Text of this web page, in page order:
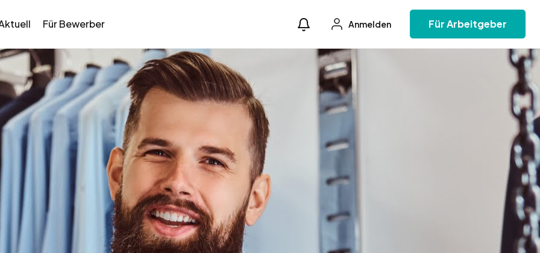
Für Bewerber Anmelden Für Arbeitgeber